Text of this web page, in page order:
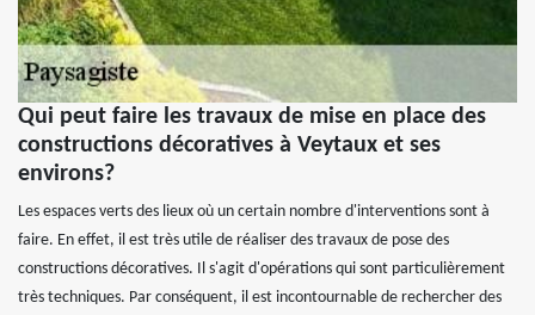
Qui peut faire les travaux de mise en place des
constructions décoratives à Veytaux et ses
environs?
Les espaces verts des lieux où un certain nombre d'interventions sont à
faire. En effet, il est très utile de réaliser des travaux de pose des
constructions décoratives. Il s'agit d'opérations qui sont particulièrement
très techniques. Par conséquent, il est incontournable de rechercher des